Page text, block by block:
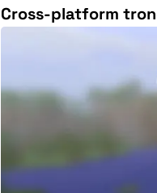
Cross-platform